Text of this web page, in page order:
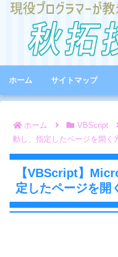
ホーム サイトマップ
ホーム VBScript
動し、指定したページを開く
【VBScript】
定したページを開